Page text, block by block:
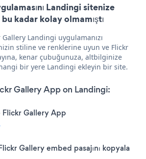
Landingi sitenize
kadar kolay olmamıştı
Landingi uygulamanızı
stiline ve renklerine uyun ve Flickr
kenar çubuğunuza, altbilginize
bir yere Landingi ekleyin bir site.
Gallery App on Landingi:
Flickr Gallery App
Gallery embed pasajını kopyala